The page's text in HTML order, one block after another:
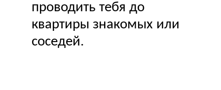
проводить тебя до
квартиры знакомых или
соседей.